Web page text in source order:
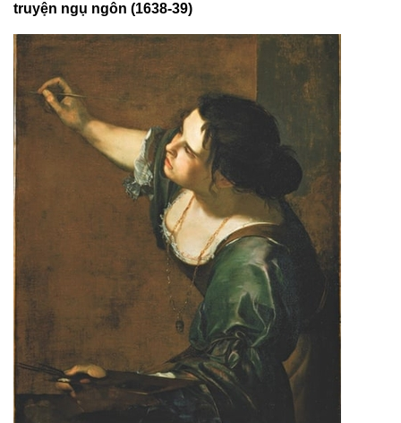
truyện ngụ ngôn (1638-39)